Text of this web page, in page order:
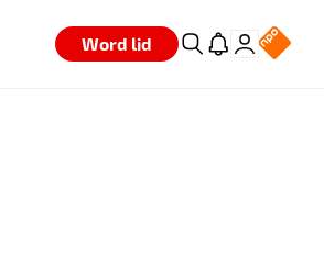
Word lid